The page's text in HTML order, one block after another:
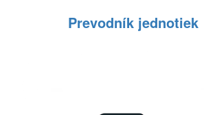
Prevodník jednotiek